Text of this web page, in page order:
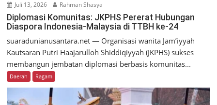
Juli 13, 2026 Rahman Shasya
Diplomasi Komunitas: JKPHS Pererat Hubungan
Diaspora Indonesia-Malaysia di TTBH ke-24
suaradunianusantara.net — Organisasi wanita Jam’iyyah
Kautsaran Putri Haajarulloh Shiddiqiyyah (JKPHS) sukses
membangun jembatan diplomasi berbasis komunitas...
Daerah Ragam